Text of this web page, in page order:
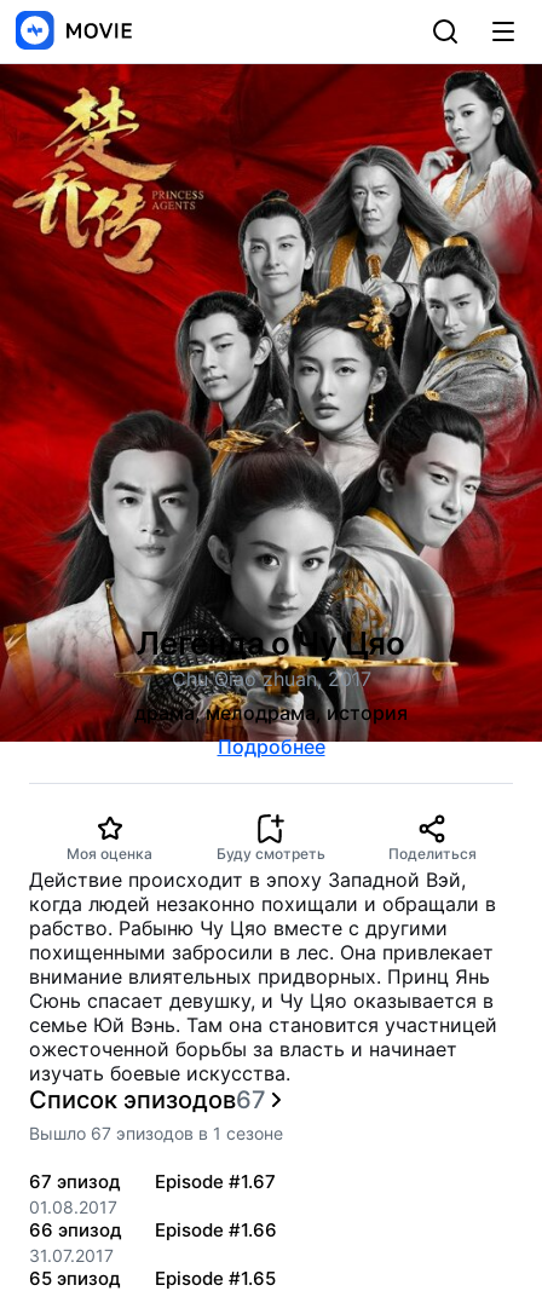
Легенда о Чу Цяо
Chu Qiao zhuan, 2017
драма, мелодрама, история
Подробнее
Моя оценка Буду смотреть Поделиться
Действие происходит в эпоху Западной Вэй,
когда людей незаконно похищали и обращали в
рабство. Рабыню Чу Цяо вместе с другими
похищенными забросили в лес. Она привлекает
внимание влиятельных придворных. Принц Янь
Сюнь спасает девушку, и Чу Цяо оказывается в
семье Юй Вэнь. Там она становится участницей
ожесточенной борьбы за власть и начинает
изучать боевые искусства.
Список эпизодов67
Вышло 67 эпизодов в 1 сезоне
67 эпизод
01.08.2017
Episode #1.67
66 эпизод
31.07.2017
Episode #1.66
65 эпизод Episode #1.65